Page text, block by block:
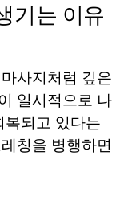
기는 이유
사지처럼 깊은
일시적으로 나
복되고 있다는
칭을 병행하면